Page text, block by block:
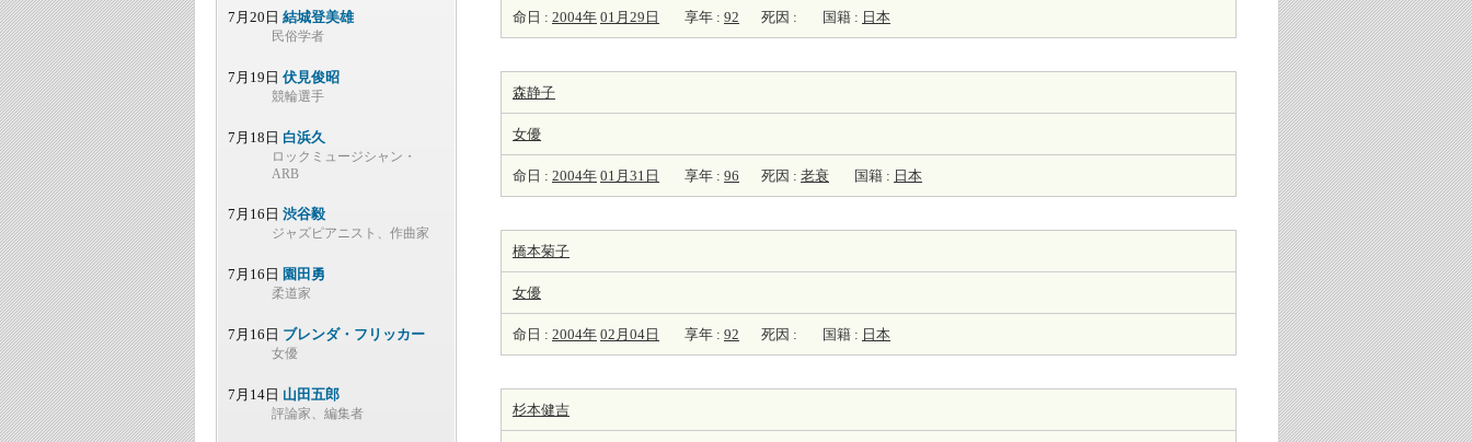
命日 : 2004年 01月29日 享年 : 92 死因 : 国籍 : 日本
森静子
女優
命日 : 2004年 01月31日 享年 : 96 死因 : 老衰 国籍 : 日本
橋本菊子
女優
命日 : 2004年 02月04日 享年 : 92 死因 : 国籍 : 日本
杉本健吉
7月20日 結城登美雄
民俗学者
7月19日 伏見俊昭
競輪選手
7月18日 白浜久
ロックミュージシャン・
ARB
7月16日 渋谷毅
ジャズピアニスト、作曲家
7月16日 園田勇
柔道家
7月16日 ブレンダ・フリッカー
女優
7月14日 山田五郎
評論家、編集者